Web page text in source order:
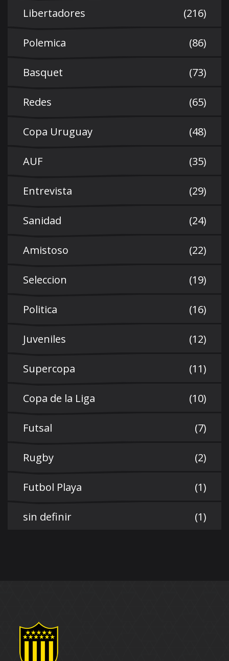
Libertadores (216)
Polemica (86)
Basquet (73)
Redes (65)
Copa Uruguay (48)
AUF (35)
Entrevista (29)
Sanidad (24)
Amistoso (22)
Seleccion (19)
Politica (16)
Juveniles (12)
Supercopa (11)
Copa de la Liga (10)
Futsal (7)
Rugby (2)
Futbol Playa (1)
sin definir (1)